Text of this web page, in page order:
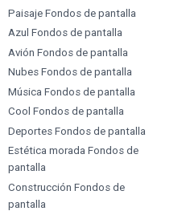
Paisaje Fondos de pantalla
Azul Fondos de pantalla
Avión Fondos de pantalla
Nubes Fondos de pantalla
Música Fondos de pantalla
Cool Fondos de pantalla
Deportes Fondos de pantalla
Estética morada Fondos de
pantalla
Construcción Fondos de
pantalla